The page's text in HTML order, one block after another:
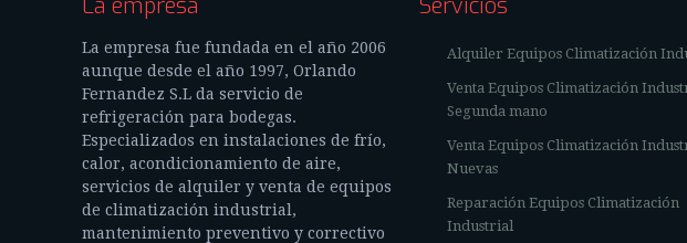
La empresa
La empresa fue fundada en el año 2006
aunque desde el año 1997, Orlando
Fernandez S.L da servicio de
refrigeración para bodegas.
Especializados en instalaciones de frío,
calor, acondicionamiento de aire,
servicios de alquiler y venta de equipos
de climatización industrial,
mantenimiento preventivo y correctivo
Servicios
Alquiler Equipos Climatización
Venta Equipos Climatización
Segunda mano
Venta Equipos Climatización
Nuevas
Reparación Equipos Climatización
Industrial